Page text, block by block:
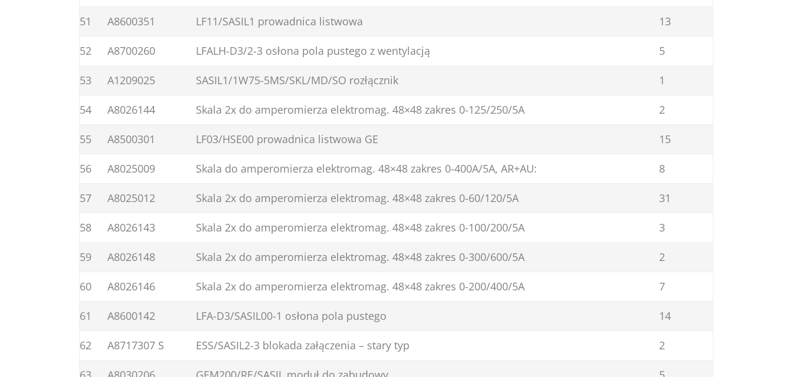
51 A8600351 LF11/SASIL1 prowadnica listwowa 13
52 A8700260 LFALH-D3/2-3 osłona pola pustego z wentylacją 5
53 A1209025 SASIL1/1W75-5MS/SKL/MD/SO rozłącznik 1
54 A8026144 Skala 2x do amperomierza elektromag. 48×48 zakres 0-125/250/5A 2
55 A8500301 LF03/HSE00 prowadnica listwowa GE 15
56 A8025009 Skala do amperomierza elektromag. 48×48 zakres 0-400A/5A, AR+AU: 8
57 A8025012 Skala 2x do amperomierza elektromag. 48×48 zakres 0-60/120/5A 31
58 A8026143 Skala 2x do amperomierza elektromag. 48×48 zakres 0-100/200/5A 3
59 A8026148 Skala 2x do amperomierza elektromag. 48×48 zakres 0-300/600/5A 2
60 A8026146 Skala 2x do amperomierza elektromag. 48×48 zakres 0-200/400/5A 7
61 A8600142 LFA-D3/SASIL00-1 osłona pola pustego 14
62 A8717307 S ESS/SASIL2-3 blokada załączenia – stary typ 2